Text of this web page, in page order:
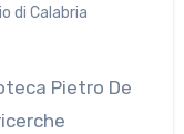
di Calabria